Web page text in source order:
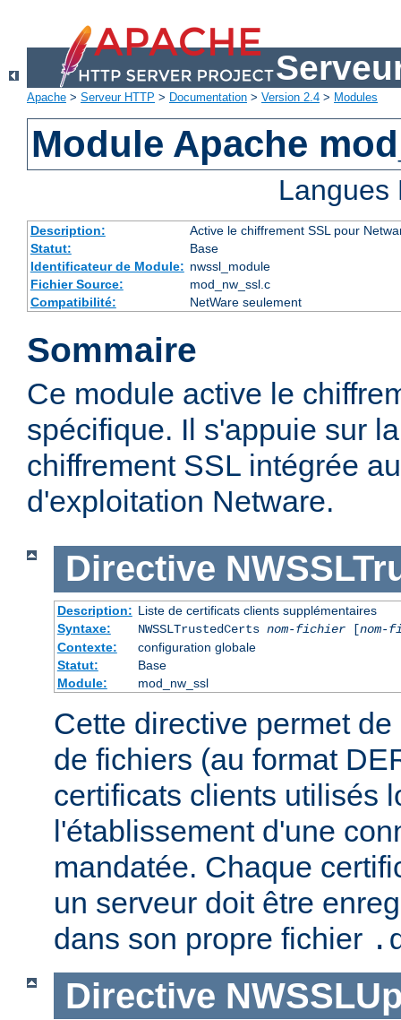
Apache > Serveur HTTP > Documentation > Version 2.4 > Modules
Module Apache
Description:
Active le chiffrement SSL pour
Statut:
Base
Identificateur de Module: nwssl_module
Fichier Source:
mod_nw_ssl.c
Compatibilité:
NetWare seulement
Sommaire
Ce module active le
spécifique. Il s'appuie sur
chiffrement SSL intégrée
d'exploitation Netware.
Directive
Description: Liste de certificats clients supplémentaires
Syntaxe:
NWSSLTrustedCerts nom-fichier[nom-
Contexte:
configuration globale
Statut:
Base
Module:
mod_nw_ssl
Cette directive permet
de fichiers (au format
certificats clients utilisés
l'établissement d'une
mandatée. Chaque
un serveur doit être
dans son propre fichier
Directive